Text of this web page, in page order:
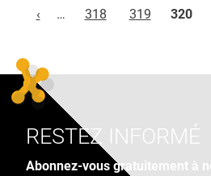
‹
… 318 319 320
RESTEZ INFORMÉ
Abonnez-vous gratuitement à